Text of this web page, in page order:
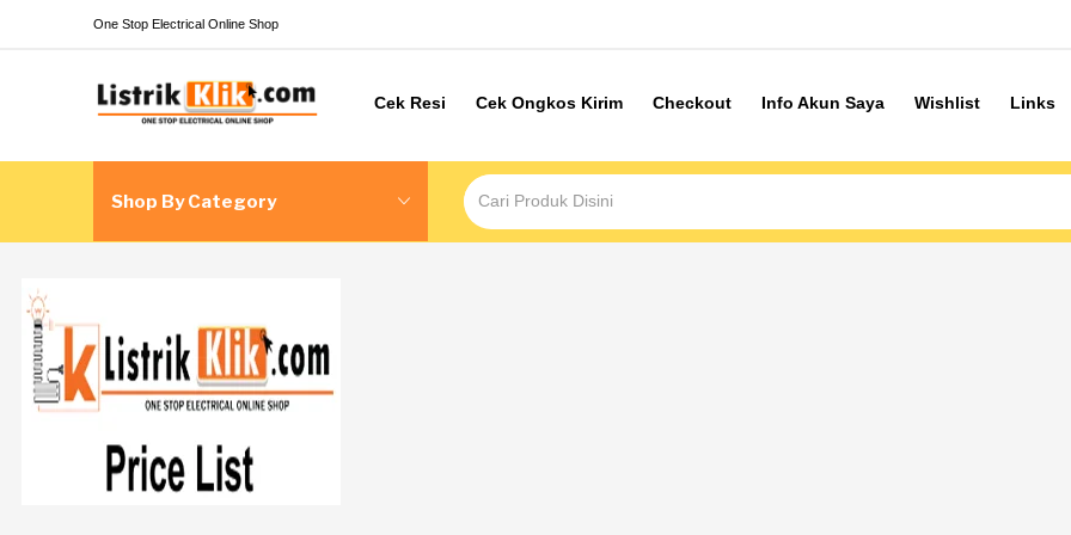
One Stop Electrical Online Shop
Cek Resi Cek Ongkos Kirim Checkout Info Akun Saya Wishlist Links
Shop By Category